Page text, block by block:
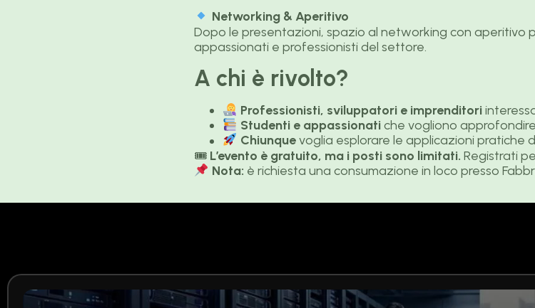
Networking & Aperitivo
Dopo le presentazioni, spazio al networking con aperitivo
appassionati e professionisti del settore.
A chi è rivolto?
Professionisti, sviluppatori e imprenditori
Studenti e appassionatiche vogliono
Chiunquevoglia esplorare le applicazioni pratiche
🎟 L’evento è gratuito, ma i posti sono limitati. Registrati
Nota: è richiesta una consumazione in loco presso